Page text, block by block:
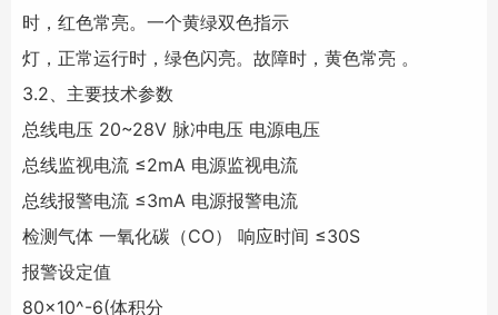
时，红色常亮。一个黄绿双色指示
灯，正常运行时，绿色闪亮。故障时，黄色常亮 。
3.2、主要技术参数
总线电压 20~28V 脉冲电压 电源电压
总线监视电流 ≤2mA 电源监视电流
总线报警电流 ≤3mA 电源报警电流
检测气体 一氧化碳（CO） 响应时间 ≤30S
报警设定值
80×10^-6(体积分